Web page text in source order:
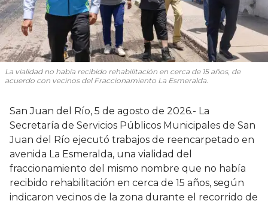
La vialidad no había recibido rehabilitación en cerca de 15 años, de
acuerdo con vecinos del Fraccionamiento La Esmeralda.
San Juan del Río, 5 de agosto de 2026.- La
Secretaría de Servicios Públicos Municipales de San
Juan del Río ejecutó trabajos de reencarpetado en
avenida La Esmeralda, una vialidad del
fraccionamiento del mismo nombre que no había
recibido rehabilitación en cerca de 15 años, según
indicaron vecinos de la zona durante el recorrido de